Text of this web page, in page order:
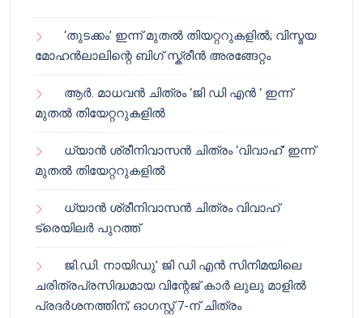
‘തുടക്കം’ ഇന്ന് മുതൽ തിയറ്ററുകളിൽ; വിസ്മയ
മോഹൻലാലിന്റെ ബിഗ് സ്ക്രീൻ അരങ്ങേറ്റം
ആർ. മാധവൻ ചിത്രം ‘ജി ഡി എൻ ‘ ഇന്ന്
മുതൽ തിയേറ്ററുകളിൽ
ധ്യാൻ ശ്രീനിവാസൻ ചിത്രം ‘വിവാഹ്’ ഇന്ന്
മുതൽ തിയേറ്ററുകളിൽ
ധ്യാൻ ശ്രീനിവാസൻ ചിത്രം വിവാഹ്
ട്രെയിലർ പുറത്ത്
ജി.ഡി. നായിഡു’ ജി ഡി എൻ സിനിമയിലെ
ചരിത്രപ്രസിദ്ധമായ വിന്റേജ് കാർ ലുലു മാളിൽ
പ്രദർശനത്തിന്; ഓഗസ്റ്റ് 7-ന് ചിത്രം